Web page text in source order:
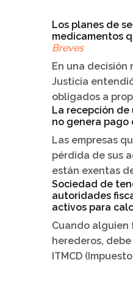
Los planes de
medicamentos
Breves
En una decisión
Justicia
obligados a
La recepción de
no genera pago
Las empresas
pérdida de sus
están exentas
Sociedad de
autoridades
activos para
Cuando alguien
herederos,
ITMCD